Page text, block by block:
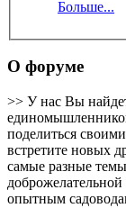
Больше...
О форуме
>> У нас Вы
поделиться
встретите новых
самые разные
опытным